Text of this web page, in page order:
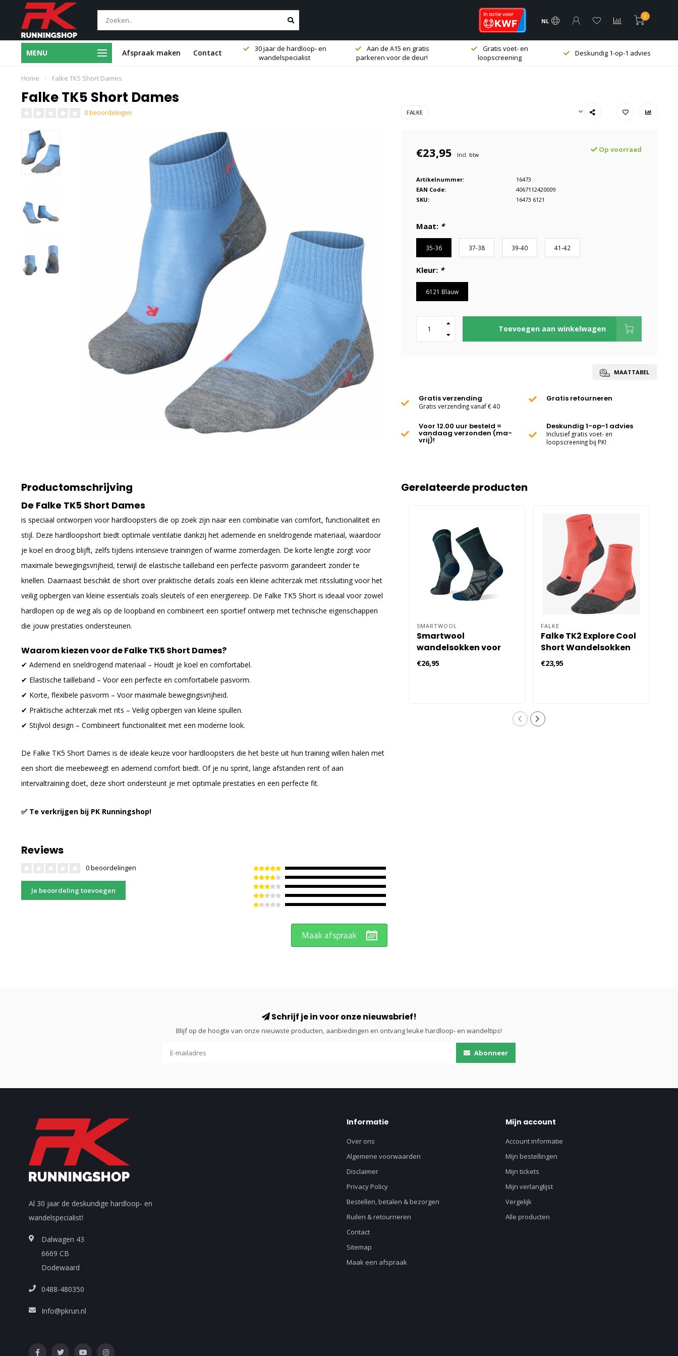
NL
0
MENU Afspraak maken Contact
Gratis voet- en
Deskundig 1-op-1 advies
30 jaar de hardloop- en
wandelspecialist
Aan de A15 en gratis
parkeren voor de deur!
Gratis voet- en
loopscreening
Deskundig 1-op-1 advies
Home / Falke TK5 Short Dames
Falke TK5 Short Dames
0 beoordelingen FALKE
€23,95 Incl. btw
Op voorraad
Artikelnummer:
16473
EAN Code:
4067112420009
SKU:
16473 6121
Maat: *
35-36 37-38 39-40 41-42
Kleur: *
6121 Blauw
Toevoegen aan winkelwagen
MAATTABEL
Gratis verzending
Gratis verzending vanaf € 40
Gratis retourneren
Voor 12.00 uur besteld =
vandaag verzonden (ma-
vrij)!
Deskundig 1-op-1 advies
Inclusief gratis voet- en
loopscreening bij PK!
Productomschrijving
De Falke TK5 Short Dames
is speciaal ontworpen voor hardloopsters die op zoek zijn naar een combinatie van comfort, functionaliteit en
stijl. Deze hardloopshort biedt optimale ventilatie dankzij het ademende en sneldrogende materiaal, waardoor
je koel en droog blijft, zelfs tijdens intensieve trainingen of warme zomerdagen. De korte lengte zorgt voor
maximale bewegingsvrijheid, terwijl de elastische tailleband een perfecte pasvorm garandeert zonder te
knellen. Daarnaast beschikt de short over praktische details zoals een kleine achterzak met ritssluiting voor het
veilig opbergen van kleine essentials zoals sleutels of een energiereep. De Falke TK5 Short is ideaal voor zowel
hardlopen op de weg als op de loopband en combineert een sportief ontwerp met technische eigenschappen
die jouw prestaties ondersteunen.
Waarom kiezen voor de Falke TK5 Short Dames?
✔ Ademend en sneldrogend materiaal – Houdt je koel en comfortabel.
✔ Elastische tailleband – Voor een perfecte en comfortabele pasvorm.
✔ Korte, flexibele pasvorm – Voor maximale bewegingsvrijheid.
✔ Praktische achterzak met rits – Veilig opbergen van kleine spullen.
✔ Stijlvol design – Combineert functionaliteit met een moderne look.
De Falke TK5 Short Dames is de ideale keuze voor hardloopsters die het beste uit hun training willen halen met
een short die meebeweegt en ademend comfort biedt. Of je nu sprint, lange afstanden rent of aan
intervaltraining doet, deze short ondersteunt je met optimale prestaties en een perfecte fit.
✅ Te verkrijgen bij PK Runningshop!
Reviews
0 beoordelingen
Je beoordeling toevoegen
Gerelateerde producten
SMARTWOOL
Smartwool
wandelsokken voor
Dames
€26,95
FALKE
Falke TK2 Explore Cool
Short Wandelsokken
Dames - Oranje
€23,95
Maak afspraak
Schrijf je in voor onze nieuwsbrief!
Blijf op de hoogte van onze nieuwste producten, aanbiedingen en ontvang leuke hardloop- en wandeltips!
Abonneer
Al 30 jaar de deskundige hardloop- en
wandelspecialist!
Dalwagen 43
6669 CB
Dodewaard
0488-480350
Info@pkrun.nl
Informatie
Over ons
Algemene voorwaarden
Disclaimer
Privacy Policy
Bestellen, betalen & bezorgen
Ruilen & retourneren
Contact
Sitemap
Maak een afspraak
Mijn account
Account informatie
Mijn bestellingen
Mijn tickets
Mijn verlanglijst
Vergelijk
Alle producten